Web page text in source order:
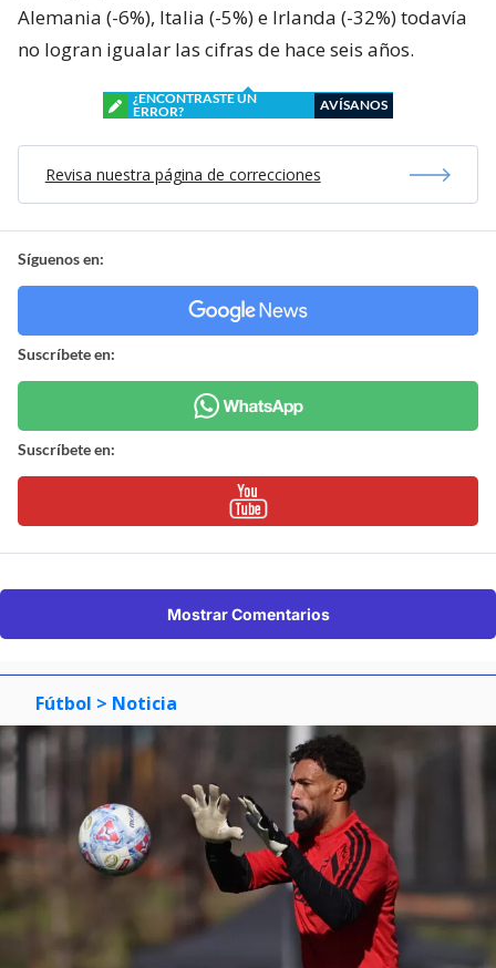
Alemania (-6%), Italia (-5%) e Irlanda (-32%) todavía
no logran igualar las cifras de hace seis años.
¿ENCONTRASTE UN
ERROR?
AVÍSANOS
Revisa nuestra página de correcciones
Síguenos en:
Suscríbete en:
Suscríbete en:
Mostrar Comentarios
Fútbol > Noticia